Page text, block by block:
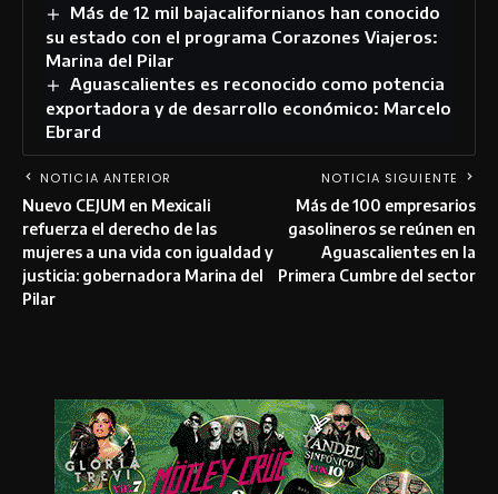
Más de 12 mil bajacalifornianos han conocido
su estado con el programa Corazones Viajeros:
Marina del Pilar
Aguascalientes es reconocido como potencia
exportadora y de desarrollo económico: Marcelo
Ebrard
NOTICIA ANTERIOR
Nuevo CEJUM en Mexicali
refuerza el derecho de las
mujeres a una vida con igualdad y
justicia: gobernadora Marina del
Pilar
NOTICIA SIGUIENTE
Más de 100 empresarios
gasolineros se reúnen en
Aguascalientes en la
Primera Cumbre del sector